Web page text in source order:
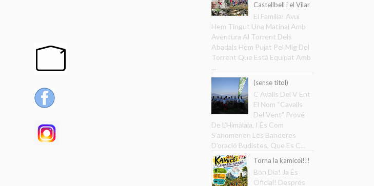
Castellbell i el Vilar
Ei Família! Avui
Hem Tingut Una Matinal Amb
Aventura Al Torrent Dels
Abadals Hem Pujat Pel Mig Del
Torrent Que Està Equipat Amb
...
(sense títol)
C Avalls Del V Ent
El Nom “Cavalls
Del Vent” Prové
De L’Himàlaia, I És Com
S’anomenen Les Banderes
D’oració Budistes, Que Es C...
Torna la kamicei!!!
Bon Dia! Ja És
Oficial! Després